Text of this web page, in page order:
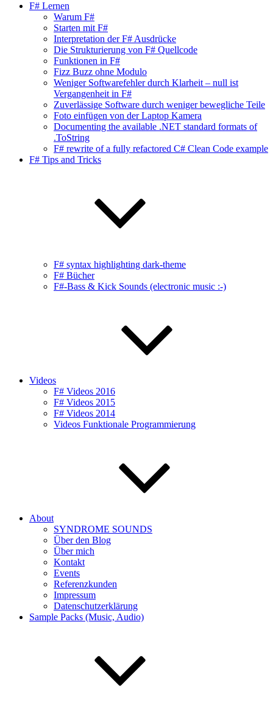
F# Lernen
Warum F#
Starten mit F#
Interpretation der F# Ausdrücke
Die Strukturierung von F# Quellcode
Funktionen in F#
Fizz Buzz ohne Modulo
Weniger Softwarefehler durch Klarheit – null ist
Vergangenheit in F#
Zuverlässige Software durch weniger bewegliche Teile
Foto einfügen von der Laptop Kamera
Documenting the available .NET standard formats of
.ToString
F# rewrite of a fully refactored C# Clean Code example
F# Tips and Tricks
F# syntax highlighting dark-theme
F# Bücher
F#-Bass & Kick Sounds (electronic music :-)
Videos
F# Videos 2016
F# Videos 2015
F# Videos 2014
Videos Funktionale Programmierung
About
SYNDROME SOUNDS
Über den Blog
Über mich
Kontakt
Events
Referenzkunden
Impressum
Datenschutzerklärung
Sample Packs (Music, Audio)